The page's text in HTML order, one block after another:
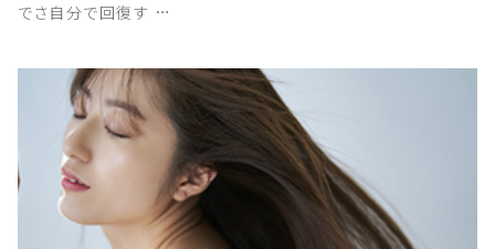
でさ自分で回復す …